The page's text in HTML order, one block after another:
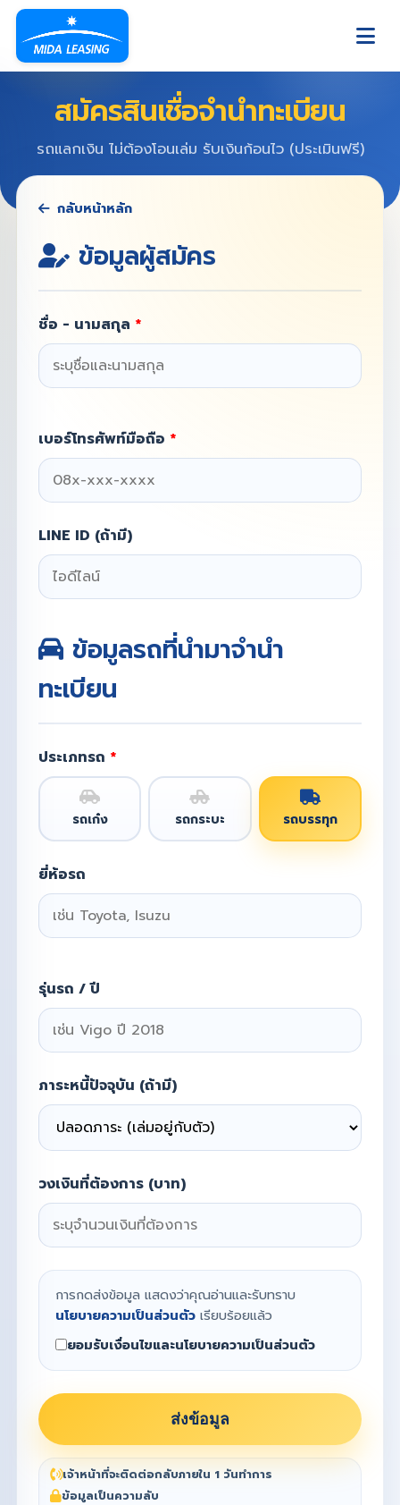
สมัครสินเชื่อจำนำทะเบียน
รถแลกเงิน ไม่ต้องโอนเล่ม รับเงินก้อนไว (ประเมินฟรี)
กลับหน้าหลัก
ข้อมูลผู้สมัคร
ชื่อ - นามสกุล *
เบอร์โทรศัพท์มือถือ *
LINE ID (ถ้ามี)
ข้อมูลรถที่นำมาจำนำ
ทะเบียน
ประเภทรถ *
รถเก๋ง รถกระบะ รถบรรทุก
ยี่ห้อรถ
รุ่นรถ / ปี
ภาระหนี้ปัจจุบัน (ถ้ามี)
วงเงินที่ต้องการ (บาท)
การกดส่งข้อมูล แสดงว่าคุณอ่านและรับทราบ
นโยบายความเป็นส่วนตัว เรียบร้อยแล้ว
ยอมรับเงื่อนไขและนโยบายความเป็นส่วนตัว
ส่งข้อมูล
เจ้าหน้าที่จะติดต่อกลับภายใน 1 วันทำการ
ข้อมูลเป็นความลับ